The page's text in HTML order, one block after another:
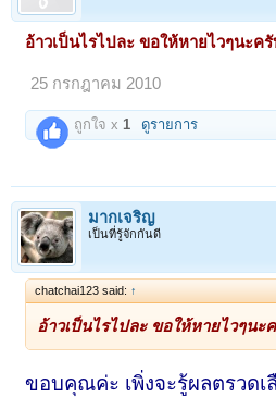
อ้าวเป็นไรไปละ ขอให้หายไวๆนะค
25 กรกฎาคม 2010
ถูกใจ x 1 ดูรายการ
มากเจริญ
เป็นที่รู้จักกันดี
chatchai123 said: ↑
อ้าวเป็นไรไปละ ขอให้หายไวๆนะ
ขอบคุณค่ะ เพิ่งจะรู้ผลตรวดเ